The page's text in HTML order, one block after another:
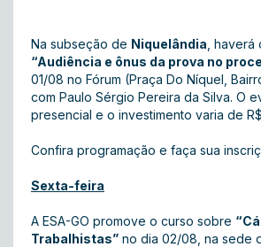
Na subseção de Niquelândia ,
“Audiência e ônus da prova no
01/08 no Fórum (Praça Do Níquel,
com Paulo Sérgio Pereira da Silva. O
presencial e o investimento varia de R$
Confira programação e faça sua
Sexta-feira
A ESA-GO promove o curso sobre
Trabalhistas” no dia 02/08, na sede